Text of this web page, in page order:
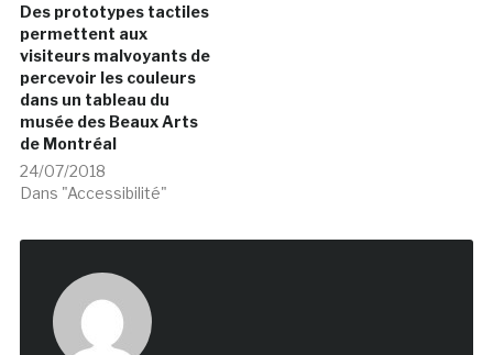
Des prototypes tactiles
permettent aux
visiteurs malvoyants de
percevoir les couleurs
dans un tableau du
musée des Beaux Arts
de Montréal
24/07/2018
Dans "Accessibilité"